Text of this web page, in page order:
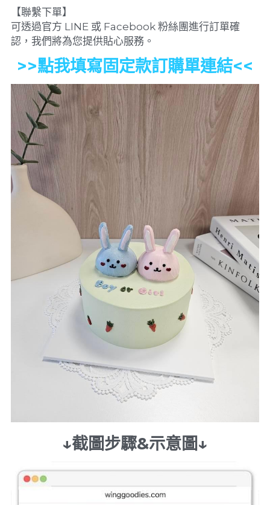
【聯繫下單】
可透過官方 LINE 或 Facebook 粉絲團進行訂單確
認，我們將為您提供貼心服務。
>>點我填寫固定款訂購單連結<<
↓截圖步驟&示意圖↓